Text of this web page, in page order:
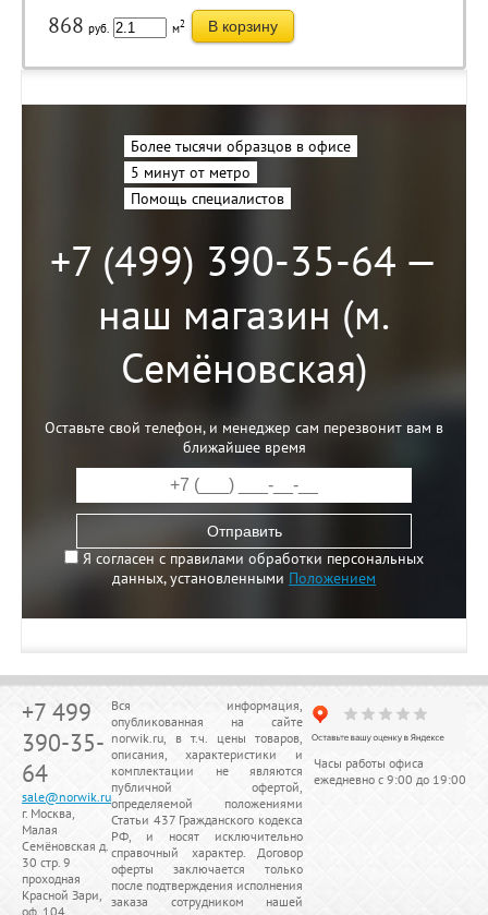
868 руб. м2 В корзину
Более тысячи образцов в офисе
5 минут от метро
Помощь специалистов
+7 (499) 390-35-64 —
наш магазин (м.
Семёновская)
Оставьте свой телефон, и менеджер сам перезвонит вам в
ближайшее время
Отправить
Я согласен с правилами обработки персональных
данных, установленными Положением
+7 499
390-35-
64
sale@norwik.ru
г. Москва,
Малая
Семёновская д.
30 стр. 9
проходная
Красной Зари,
оф. 104
Вся информация,
опубликованная на сайте
norwik.ru, в т.ч. цены товаров,
описания, характеристики и
комплектации не являются
публичной офертой,
определяемой положениями
Статьи 437 Гражданского кодекса
РФ, и носят исключительно
справочный характер. Договор
оферты заключается только
после подтверждения исполнения
заказа сотрудником нашей
Часы работы офиса
ежедневно с 9:00 до 19:00